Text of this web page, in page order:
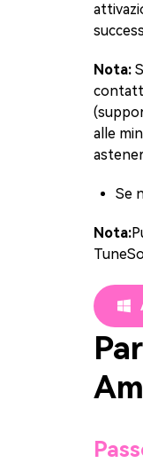
Nota:
(
alle
Se
Nota: